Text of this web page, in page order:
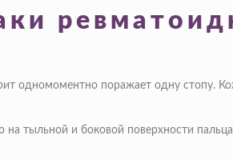
одномоментно поражает одну стопу.
на тыльной и боковой поверхности